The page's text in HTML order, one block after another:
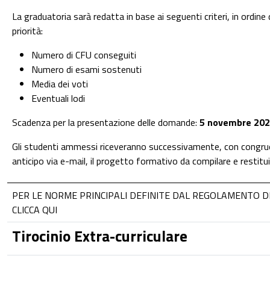
La graduatoria sarà redatta in base ai seguenti criteri, in ordine
priorità:
Numero di CFU conseguiti
Numero di esami sostenuti
Media dei voti
Eventuali lodi
Scadenza per la presentazione delle domande: 5 novembre
Gli studenti ammessi riceveranno successivamente, con
anticipo via e-mail, il progetto formativo da compilare e
PER LE NORME PRINCIPALI DEFINITE DAL REGOLAMENTO
CLICCA QUI
Tirocinio Extra-curriculare